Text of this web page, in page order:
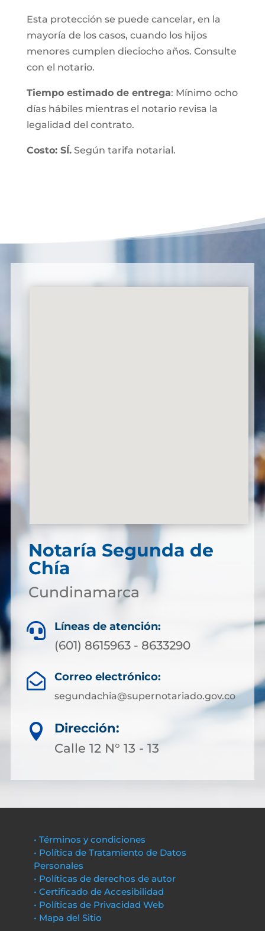
Esta protección se puede cancelar, en la
mayoría de los casos, cuando los hijos
menores cumplen dieciocho años. Consulte
con el notario.
Tiempo estimado de entrega: Mínimo ocho
días hábiles mientras el notario revisa la
legalidad del contrato.
Costo: SÍ.Según tarifa notarial.
Notaría Segunda de
Chía
Cundinamarca
 Líneas de atención:
(601) 8615963 - 8633290
 Correo electrónico:
segundachia@supernotariado.gov.co

Dirección:
Calle 12 N° 13 - 13
• Términos y condiciones
• Política de Tratamiento de Datos
Personales
• Políticas de derechos de autor
• Certificado de Accesibilidad
• Políticas de Privacidad Web
• Mapa del Sitio